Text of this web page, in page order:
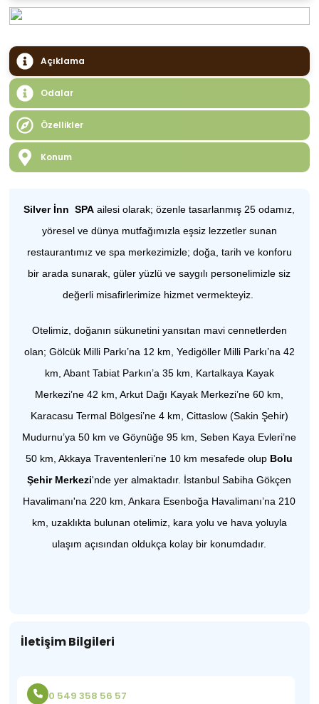
Açıklama
Odalar
Özellikler
Konum
Silver İnn SPA ailesi olarak; özenle tasarlanmış 25 odamız,
yöresel ve dünya mutfağımızla eşsiz lezzetler sunan
restaurantımız ve spa merkezimizle; doğa, tarih ve konforu
bir arada sunarak, güler yüzlü ve saygılı personelimizle siz
değerli misafirlerimize hizmet vermekteyiz. ​​
Otelimiz, doğanın sükunetini yansıtan mavi cennetlerden
olan; Gölcük Milli Parkı’na 12 km, Yedigöller Milli Parkı’na 42
km, Abant Tabiat Parkın’a 35 km, Kartalkaya Kayak
Merkezi’ne 42 km, Arkut Dağı Kayak Merkezi’ne 60 km,
Karacasu Termal Bölgesi’ne 4 km, Cittaslow (Sakin Şehir)
Mudurnu’ya 50 km ve Göynüğe 95 km, Seben Kaya Evleri’ne
50 km, Akkaya Traventenleri’ne 10 km mesafede olup Bolu
Şehir Merkezi'nde yer almaktadır. İstanbul Sabiha Gökçen
Havalimanı'na 220 km, Ankara Esenboğa Havalimanı’na 210
km, uzaklıkta bulunan otelimiz, kara yolu ve hava yoluyla
ulaşım açısından oldukça kolay bir konumdadır.
İletişim Bilgileri
0 549 358 56 57